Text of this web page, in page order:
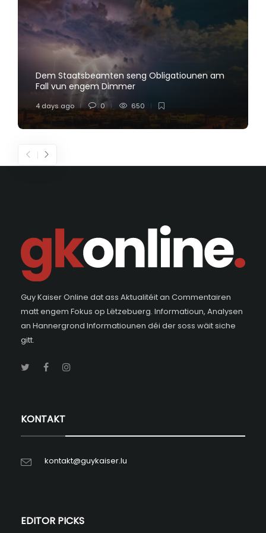
Dem Staatsbeamten seng Obligatiounen am
Fall vun engem Dimmer
4 days ago 0 650
Guy Kaiser Online dat ass Aktualitéit an Commentairen
matt engem Fokus op Lëtzebuerg. Informatioun, Analysen
an Hannergrond Informatiounen déi der soss wäit siche
gitt.
KONTAKT
kontakt@guykaiser.lu
EDITOR PICKS